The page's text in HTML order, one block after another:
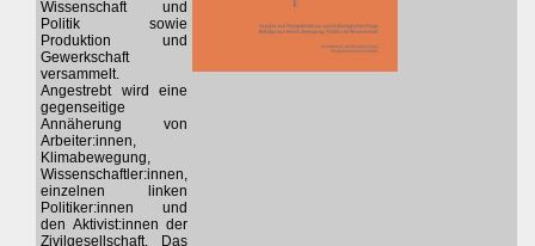
Wissenschaft und
Politik sowie
Produktion und
Gewerkschaft
versammelt.
Angestrebt wird eine
gegenseitige
Annäherung von
Arbeiter:innen,
Klimabewegung,
Wissenschaftler:innen,
einzelnen linken
Politiker:innen und
den Aktivist:innen der
Zivilgesellschaft. Das